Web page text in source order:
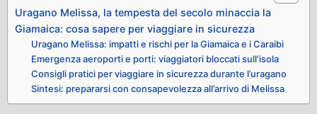
Uragano Melissa, la tempesta del secolo minaccia la
Giamaica: cosa sapere per viaggiare in sicurezza
Uragano Melissa: impatti e rischi per la Giamaica e i Caraibi
Emergenza aeroporti e porti: viaggiatori bloccati sull’isola
Consigli pratici per viaggiare in sicurezza durante l’uragano
Sintesi: prepararsi con consapevolezza all’arrivo di Melissa